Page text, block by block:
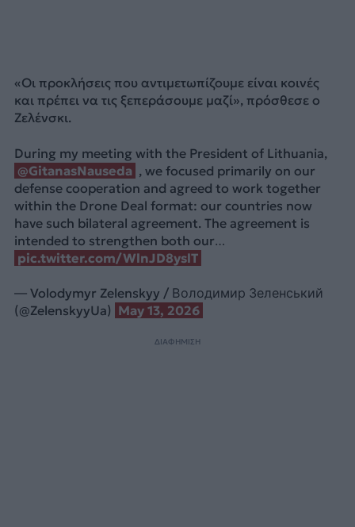
«Οι προκλήσεις που αντιμετωπίζουμε είναι κοινές
και πρέπει να τις ξεπεράσουμε μαζί», πρόσθεσε ο
Ζελένσκι.
During my meeting with the President of Lithuania,
@GitanasNauseda , we focused primarily on our
defense cooperation and agreed to work together
within the Drone Deal format: our countries now
have such bilateral agreement. The agreement is
intended to strengthen both our…
pic.twitter.com/WlnJD8yslT
— Volodymyr Zelenskyy / Володимир Зеленський
(@ZelenskyyUa) May 13, 2026
ΔΙΑΦΗΜΙΣΗ